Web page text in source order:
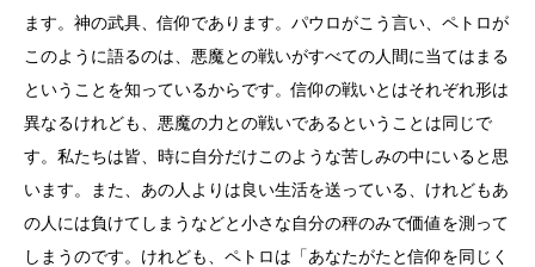
ます。神の武具、信仰であります。パウロがこう言い、ペトロが
このように語るのは、悪魔との戦いがすべての人間に当てはまる
ということを知っているからです。信仰の戦いとはそれぞれ形は
異なるけれども、悪魔の力との戦いであるということは同じで
す。私たちは皆、時に自分だけこのような苦しみの中にいると思
います。また、あの人よりは良い生活を送っている、けれどもあ
の人には負けてしまうなどと小さな自分の秤のみで価値を測って
しまうのです。けれども、ペトロは「あなたがたと信仰を同じく